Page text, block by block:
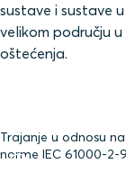
sustave i sustave
velikom području
oštećenja.
Trajanje u odnosu
norme IEC 61000-2-